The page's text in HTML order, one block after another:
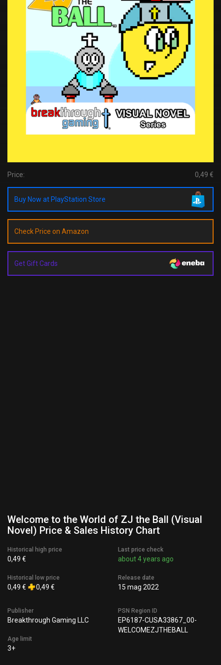
Price: 0,49 €
Buy Now at PlayStation Store
Check Price on Amazon
Get Gift Cards
Welcome to the World of ZJ the Ball (Visual
Novel) Price & Sales History Chart
Historical high price
0,49 €
Historical low price
0,49 € 0,49 €
Last price check
about 4 years ago
Release date
15 mag 2022
Publisher
Breakthrough Gaming LLC
Age limit
3+
PSN Region ID
EP6187-CUSA33867_00-
WELCOMEZJTHEBALL